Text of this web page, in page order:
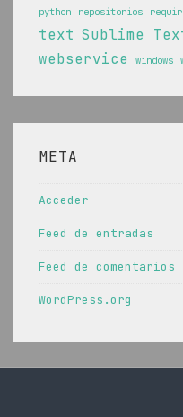
python repositorios
text Sublime
webservice
windows
META
Acceder
Feed de entradas
Feed de comentarios
WordPress.org